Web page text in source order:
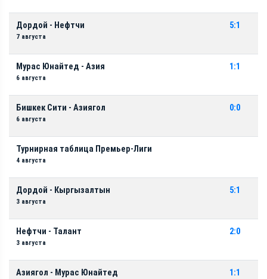
Дордой - Нефтчи
7 августа
5:1
Мурас Юнайтед - Азия
6 августа
1:1
Бишкек Сити - Азиягол
6 августа
0:0
Турнирная таблица Премьер-Лиги
4 августа
Дордой - Кыргызалтын
3 августа
5:1
Нефтчи - Талант
3 августа
2:0
Азиягол - Мурас Юнайтед 1:1